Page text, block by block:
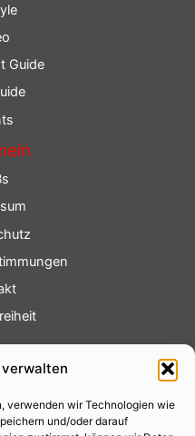
verwenden wir Technologien wie
und/oder darauf
Guide